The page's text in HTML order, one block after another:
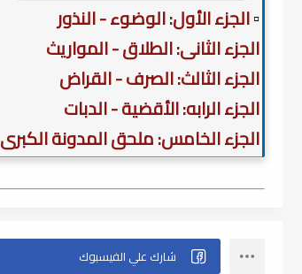
▫️الجزء الأول: الوضوء - النذور
الجزء الثانى: الطلاق - المواريث
الجزء الثالث: الصرف - القراض
الجزء الرابه: الأقضية - الدبات
الجزء الخامس: ملحق المدونة الكبرى